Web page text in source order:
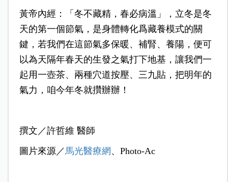
黃帝內經：「冬不藏精，春必病溫」，立冬是冬
天的第一個節氣，是身體轉化爲藏養模式的關
鍵，若我們在這節氣多保暖、補腎、養陽，便可
以為天隔年春天的生發之氣打下地基，讓我們一
起用一壺茶、兩種穴道按壓、三九貼，把明年的
氣力，咱今年冬就攢辦辦！
撰文／許哲維 醫師
圖片來源／馬光醫療網 、Photo-Ac